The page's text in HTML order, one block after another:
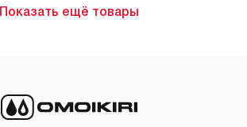
Показать ещё товары